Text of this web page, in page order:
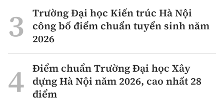
Trường Đại học Kiến trúc Hà Nội
công bố điểm chuẩn tuyển sinh năm
2026
Điểm chuẩn Trường Đại học Xây
dựng Hà Nội năm 2026, cao nhất 28
điểm